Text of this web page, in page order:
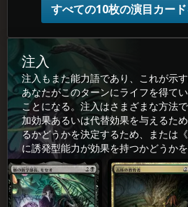
すべての10枚の演目カー
注入
注入もまた能力語であり、これが示
あなたがこのターンにライフを得て
ことになる。注入はさまざまな方法
加効果あるいは代替効果を与えるた
るかどうかを決定するため、または
に誘発型能力が効果を持つかどうか
脈(みゃく)の新(しん)学(がく)部(ぶ)長(ちょう)、モセオ
古(ふる)株(かぶ)の教(き